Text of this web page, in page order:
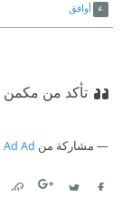
أوافق
تأكد من مكمن
مشاركة من Ad Ad